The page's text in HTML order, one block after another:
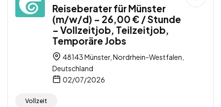
Reiseberater für Münster
(m/w/d) – 26,00 € / Stunde
– Vollzeitjob, Teilzeitjob,
Temporäre Jobs
48143 Münster, Nordrhein-Westfalen,
Deutschland
02/07/2026
Vollzeit